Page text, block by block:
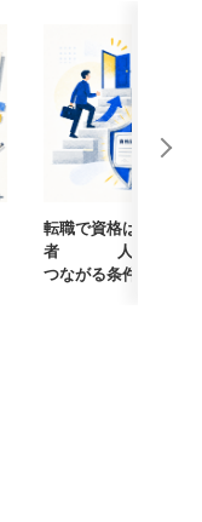
転職で資格は武器にな
者405人に聞いた、
つながる条件【まなび